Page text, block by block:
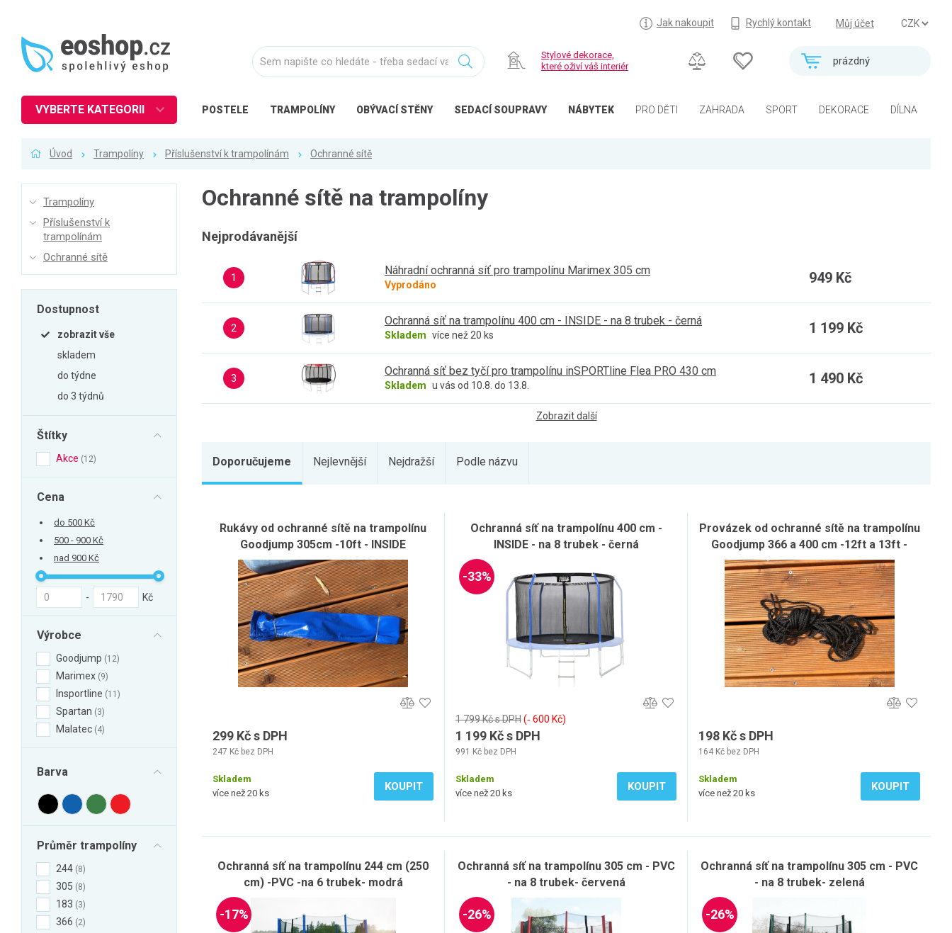
Můj účet
Jak nakoupit Rychlý kontakt
prázdný
Stylové dekorace,
které oživí váš interiér
POSTELE TRAMPOLÍNY OBÝVACÍ STĚNY SEDACÍ SOUPRAVY NÁBYTEK PRO DĚTI ZAHRADA SPORT DEKORACE DÍLNA
VYBERTE KATEGORII
Obývací pokoj
Dětské zboží
Předsíň a chodba
Dílna
Auto-moto
Textil, koberce
Svítidla, žárovky
Sport, outdoor
Všechny kategorie
Úvod Trampolíny Příslušenství k trampolínám Ochranné sítě
Trampolíny
Příslušenství k
trampolínám
Ochranné sítě
Dostupnost
zobrazit vše
skladem
do týdne
do 3 týdnů
Štítky
Akce 12
Cena
do 500 Kč
500 - 900 Kč
nad 900 Kč
- Kč
Výrobce
Goodjump 12
Marimex 9
Insportline 11
Spartan 3
Malatec 4
Barva
Průměr trampolíny
244 8
305 8
183 3
366 2
Ochranné sítě na trampolíny
Nejprodávanější
1
Náhradní ochranná síť pro trampolínu Marimex 305 cm
Vyprodáno 949 Kč
2
Ochranná síť na trampolínu 400 cm - INSIDE - na 8 trubek - černá
Skladem více než 20 ks 1 199 Kč
3
Ochranná síť bez tyčí pro trampolínu inSPORTline Flea PRO 430 cm
Skladem u vás od 10.8. do 13.8. 1 490 Kč
Zobrazit další
Doporučujeme Nejlevnější Nejdražší Podle názvu
Rukávy od ochranné sítě na trampolínu
Goodjump 305cm -10ft - INSIDE
299 Kč s DPH
247 Kč bez DPH
Skladem
více než 20 ks
KOUPIT
Ochranná síť na trampolínu 400 cm -
INSIDE - na 8 trubek - černá
-33%
1 799 Kč s DPH(‐ 600 Kč)
1 199 Kč s DPH
991 Kč bez DPH
Skladem
více než 20 ks
KOUPIT
Provázek od ochranné sítě na trampolínu
Goodjump 366 a 400 cm -12ft a 13ft -
INSIDE
198 Kč s DPH
164 Kč bez DPH
Skladem
více než 20 ks
KOUPIT
Ochranná síť na trampolínu 244 cm (250
cm) -PVC -na 6 trubek- modrá
-17%
Ochranná síť na trampolínu 305 cm - PVC
- na 8 trubek- červená
-26%
Ochranná síť na trampolínu 305 cm - PVC
- na 8 trubek- zelená
-26%